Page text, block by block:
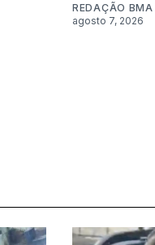
REDAÇÃO BMA
agosto 7, 2026